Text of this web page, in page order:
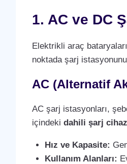
1. AC ve DC
Elektrikli araç
noktada şarj
AC (Alternatif
AC şarj istasyonları,
içindeki dahili şarj
Hız ve Kapasite:
Kullanım Alanları: